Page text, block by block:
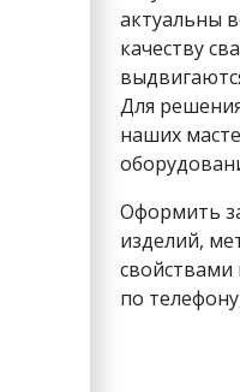
актуальны
качеству
Для
наших
Оформить
изделий,
по